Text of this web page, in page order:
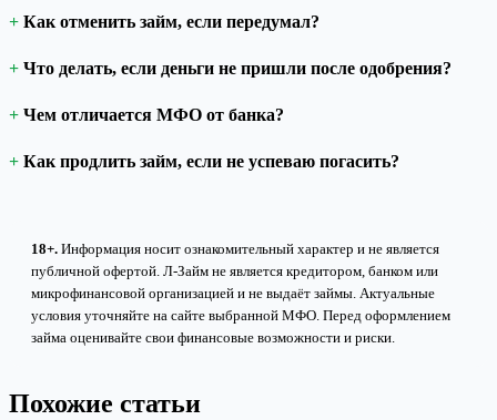
Как отменить займ, если передумал?
Что делать, если деньги не пришли после одобрения?
Чем отличается МФО от банка?
Как продлить займ, если не успеваю погасить?
18+. Информация носит ознакомительный характер и не является
публичной офертой. Л-Займ не является кредитором, банком или
микрофинансовой организацией и не выдаёт займы. Актуальные
условия уточняйте на сайте выбранной МФО. Перед оформлением
займа оценивайте свои финансовые возможности и риски.
Похожие статьи